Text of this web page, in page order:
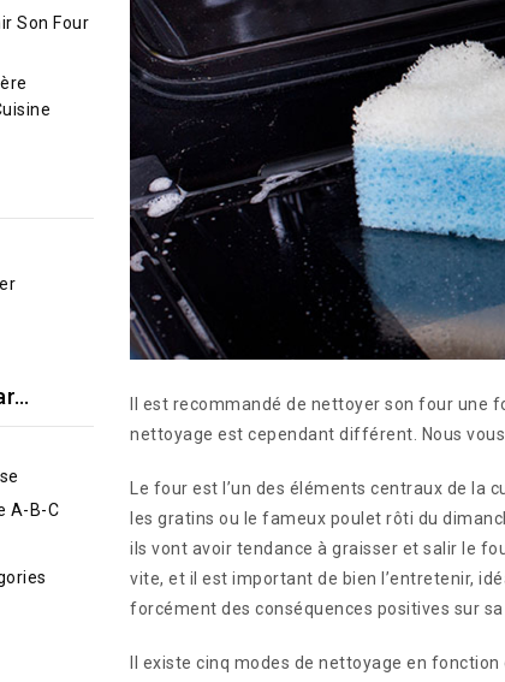
Il est recommandé de nettoyer son four une
nettoyage est cependant différent. Nous
Le four est l’un des éléments centraux de la
les gratins ou le fameux poulet rôti du
ils vont avoir tendance à graisser et salir le
vite, et il est important de bien l’entretenir,
forcément des conséquences positives sur
Il existe cinq modes de nettoyage en
Son Four
A-B-C